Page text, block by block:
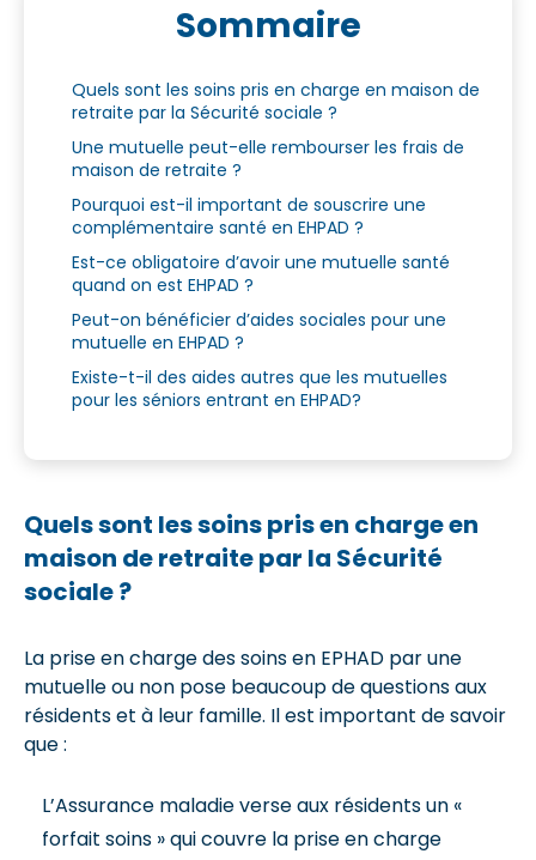
Sommaire
Quels sont les soins pris en charge en maison de
retraite par la Sécurité sociale ?
Une mutuelle peut-elle rembourser les frais de
maison de retraite ?
Pourquoi est-il important de souscrire une
complémentaire santé en EHPAD ?
Est-ce obligatoire d’avoir une mutuelle santé
quand on est EHPAD ?
Peut-on bénéficier d’aides sociales pour une
mutuelle en EHPAD ?
Existe-t-il des aides autres que les mutuelles
pour les séniors entrant en EHPAD?
Quels sont les soins pris en charge en
maison de retraite par la Sécurité
sociale ?
La prise en charge des soins en EPHAD par une
mutuelle ou non pose beaucoup de questions aux
résidents et à leur famille. Il est important de savoir
que :
L’Assurance maladie verse aux résidents un «
forfait soins » qui couvre la prise en charge